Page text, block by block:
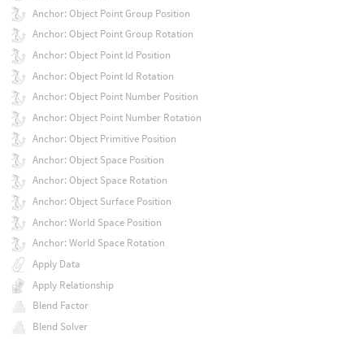
Anchor: Object Point Group Position
Anchor: Object Point Group Rotation
Anchor: Object Point Id Position
Anchor: Object Point Id Rotation
Anchor: Object Point Number Position
Anchor: Object Point Number Rotation
Anchor: Object Primitive Position
Anchor: Object Space Position
Anchor: Object Space Rotation
Anchor: Object Surface Position
Anchor: World Space Position
Anchor: World Space Rotation
Apply Data
Apply Relationship
Blend Factor
Blend Solver